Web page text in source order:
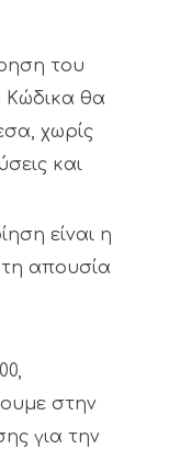
του
Κώδικα θα
χωρίς
και
είναι η
απουσία
στην
για την